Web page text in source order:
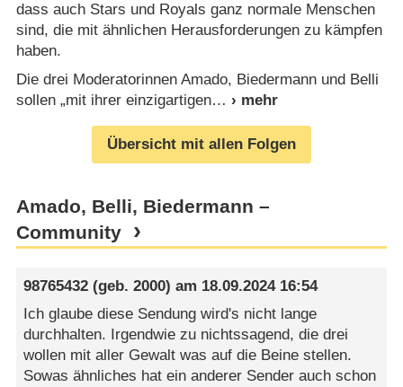
dass auch Stars und Royals ganz normale Menschen
sind, die mit ähnlichen Herausforderungen zu kämpfen
haben.
Die drei Moderatorinnen Amado, Biedermann und Belli
sollen „mit ihrer einzigartigen
Übersicht mit allen Folgen
Amado, Belli, Biedermann –
Community
98765432 (geb. 2000) am 18.09.2024 16:54
Ich glaube diese Sendung wird's nicht lange
durchhalten. Irgendwie zu nichtssagend, die drei
wollen mit aller Gewalt was auf die Beine stellen.
Sowas ähnliches hat ein anderer Sender auch schon